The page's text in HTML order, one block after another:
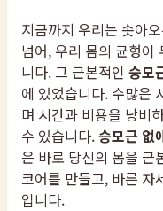
지금까지 우리는 솟아
넘어, 우리 몸의 균형이
니다. 그 근본적인 승모
에 있었습니다. 수많은
며 시간과 비용을 낭비
수 있습니다.승모근 없
은 바로 당신의 몸을 근
코어를 만들고, 바른 자
입니다.